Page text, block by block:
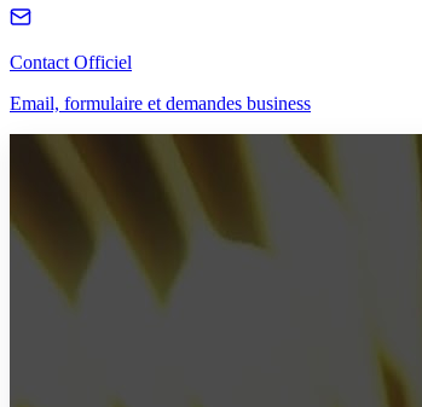
Contact Officiel
Email, formulaire et demandes business